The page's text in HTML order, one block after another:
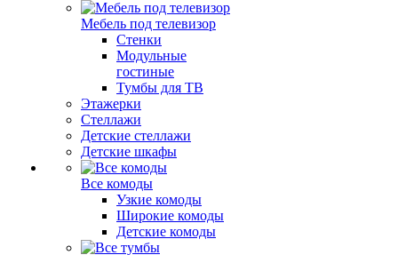
Мебель под телевизор
Стенки
Модульные
гостиные
Тумбы для ТВ
Этажерки
Стеллажи
Детские стеллажи
Детские шкафы
Все комоды
Узкие комоды
Широкие комоды
Детские комоды